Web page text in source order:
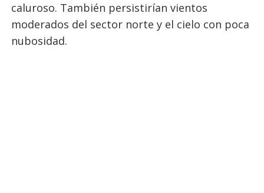
caluroso. También persistirían vientos
moderados del sector norte y el cielo con poca
nubosidad.